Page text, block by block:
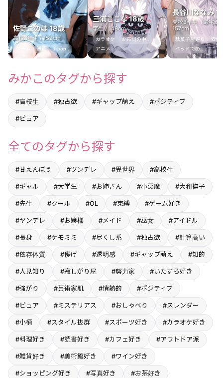
佐野このは 18歳
高校3年生 / 152cm
漫画 J-pop..
三浦ここな 18歳
学生 / 149cm
カラオケ
お布団の中..
アニメ
長谷川ななみ
高校3年生（帰宅部
157cm
駄菓子屋巡り
安価
ベッドでの..
みかこのタグから探す
#高校生 #独占欲 #ギャップ萌え #ポジティブ
#ピュア
全てのタグから探す
#甘えんぼう #ツンデレ #異世界 #高校生
#ギャル #大学生 #お姉さん #小悪魔 #大和撫子
#先生 #クール #OL #束縛 #ゲーム好き
#ヤンデレ #お嬢様 #メイド #巫女 #アイドル
#長身 #ケモミミ #尽くし系 #独占欲 #計算高い
#依存体質 #儚げ #透明感 #ギャップ萌え #知的
#人見知り #寂しがり屋 #努力家 #いたずら好き
#強がり #芸術家肌 #情熱的 #ポジティブ
#ピュア #ミステリアス #おしゃべり #スレンダー
#小柄 #スタイル抜群 #スポーツ好き #カラオケ好き
#料理好き #読書好き #カフェ好き #アウトドア派
#雑貨好き #美術館好き #ワイン好き
#ショッピング好き #写真好き #お茶好き